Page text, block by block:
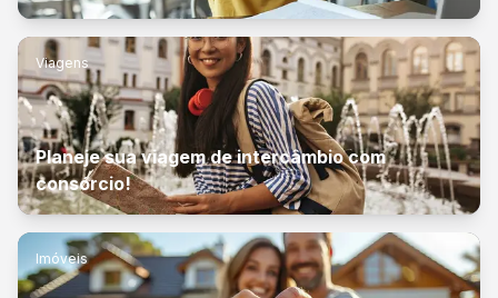
Viagens
Planeje sua viagem de intercâmbio com
consórcio!
Imóveis